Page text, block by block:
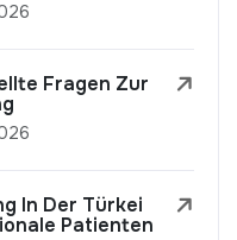
Fragen Zur
In Der Türkei
Patienten